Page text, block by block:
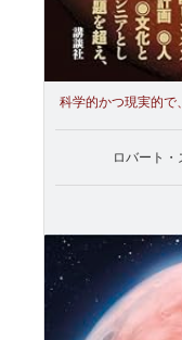
科学的かつ現実的で
ロバート